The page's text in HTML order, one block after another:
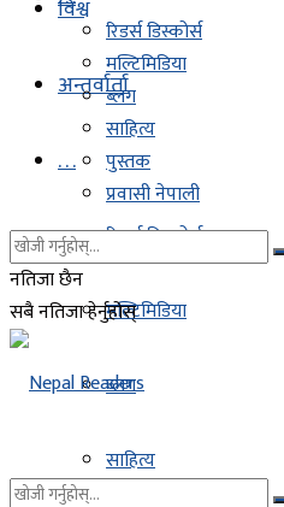
विश्व
अन्तर्वार्ता
. . .
रिडर्स डिस्कोर्स
मल्टिमिडिया
ब्लग
साहित्य
रिडर्स डिस्कोर्स
मल्टिमिडिया
ब्लग
साहित्य
पुस्तक
प्रवासी नेपाली
नतिजा छैन
सबै नतिजा हेर्नुहोस्